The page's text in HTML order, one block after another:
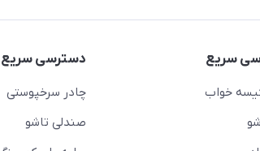
سریع
خواب
دسترسی سریع
چادر سرخپوستی
صندلی تاشو